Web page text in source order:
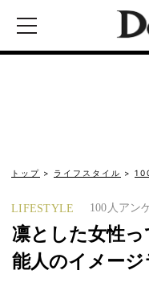
トップ ライフスタイル
LIFESTYLE 100人アン
凛とした女性
能人のイメー